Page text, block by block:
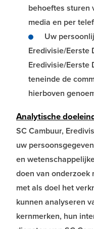
behoeftes sturen
media en per
Uw
Eredivisie/Eerste
Eredivisie/Eerste
teneinde de
hierboven
Analytische
SC Cambuur,
uw
en
doen van onderzoek
met als doel het
kunnen analyseren
kernmerken, hun